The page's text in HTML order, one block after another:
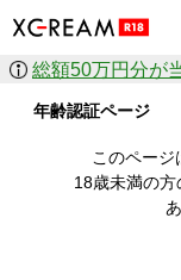
作品を探す
ジャンル
人気のセール中
すべての作品か
年齢認証ページ
このページ
18歳未満の方